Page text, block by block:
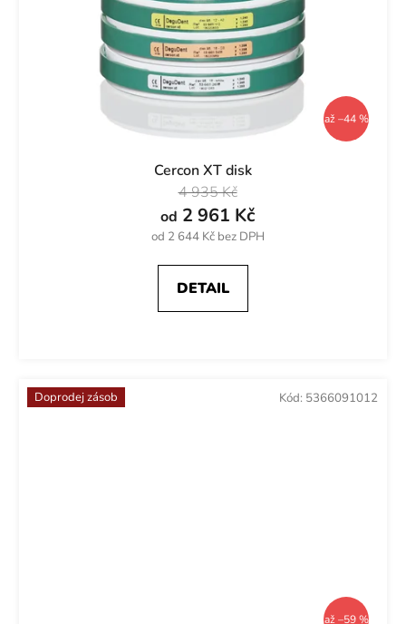
až –44 %
Cercon XT disk
od 2 644 Kč bez DPH
od 2 961 Kč
4 935 Kč
DETAIL
Doprodej zásob
až –59 %
Kód: 5366091012